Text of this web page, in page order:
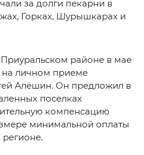
за долги пекарни в
Горках, Шурышкарах и
районе в мае
на личном приеме
Алёшин. Он предложил в
поселках
компенсацию
минимальной оплаты
регионе.